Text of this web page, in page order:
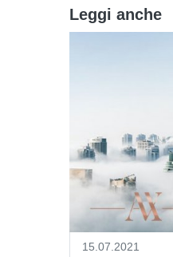
Leggi anche
15.07.2021